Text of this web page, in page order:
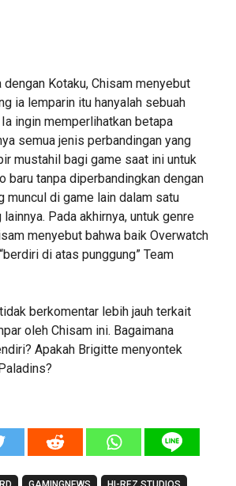
dengan Kotaku, Chisam menyebut
ia lemparin itu hanyalah sebuah
ingin memperlihatkan betapa
semua jenis perbandingan yang
mustahil bagi game saat ini untuk
baru tanpa diperbandingkan dengan
muncul di game lain dalam satu
Pada akhirnya, untuk genre
menyebut bahwa baik Overwatch
di atas punggung” Team
berkomentar lebih jauh terkait
oleh Chisam ini. Bagaimana
Apakah Brigitte menyontek